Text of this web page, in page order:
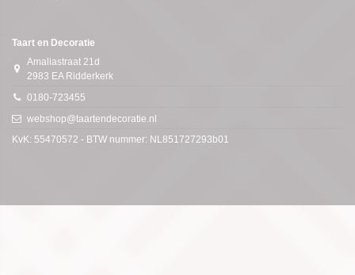
Taart en Decoratie
Amaliastraat 21d
2983 EA Ridderkerk
0180-723455
webshop@taartendecoratie.nl
KvK: 55470572 - BTW nummer: NL851727293b01